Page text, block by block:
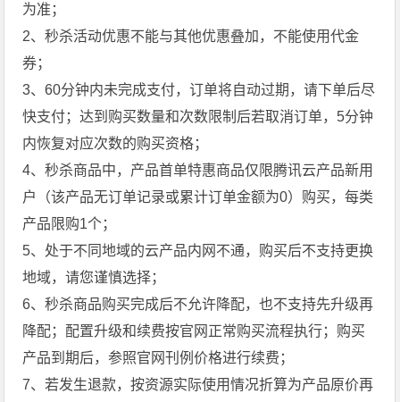
为准；
2、秒杀活动优惠不能与其他优惠叠加，不能使用代金
券；
3、60分钟内未完成支付，订单将自动过期，请下单后尽
快支付；达到购买数量和次数限制后若取消订单，5分钟
内恢复对应次数的购买资格；
4、秒杀商品中，产品首单特惠商品仅限腾讯云产品新用
户（该产品无订单记录或累计订单金额为0）购买，每类
产品限购1个；
5、处于不同地域的云产品内网不通，购买后不支持更换
地域，请您谨慎选择；
6、秒杀商品购买完成后不允许降配，也不支持先升级再
降配；配置升级和续费按官网正常购买流程执行；购买
产品到期后，参照官网刊例价格进行续费；
7、若发生退款，按资源实际使用情况折算为产品原价再